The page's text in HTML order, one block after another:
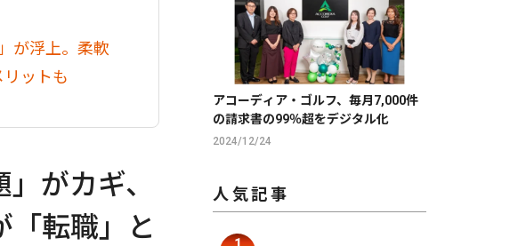
が浮上。柔軟
ットも
がカギ、
「転職」と
アコーディア・ゴルフ、毎月7,000件
の請求書の99％超をデジタル化
2024/12/24
人気記事